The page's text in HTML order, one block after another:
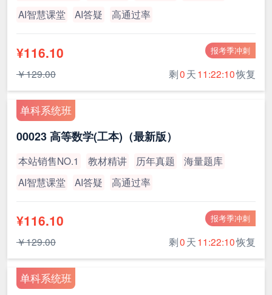
AI智慧课堂
AI答疑 高通过率
报考季冲刺
¥116.10
￥129.00 剩0天11:22:10恢复
单科系统班
00023 高等数学(工本)（最新版）
本站销售NO.1 教材精讲 历年真题
海量题库
AI智慧课堂
AI答疑 高通过率
报考季冲刺
¥116.10
￥129.00 剩0天11:22:10恢复
单科系统班